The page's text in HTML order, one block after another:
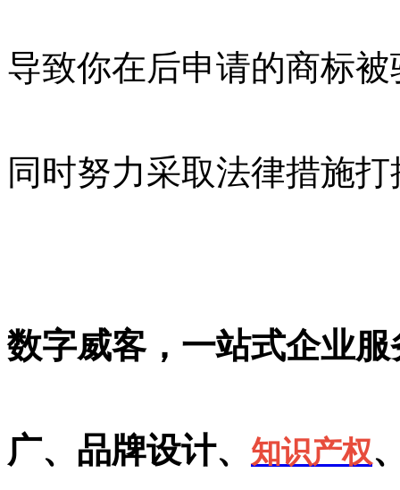
导致你在后申请的商标
同时努力采取法律措施
数字威客，一站式企业
广、品牌设计、 知识产权